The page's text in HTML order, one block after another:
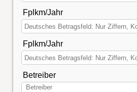
Fplkm/Jahr
Fplkm/Jahr
Betreiber